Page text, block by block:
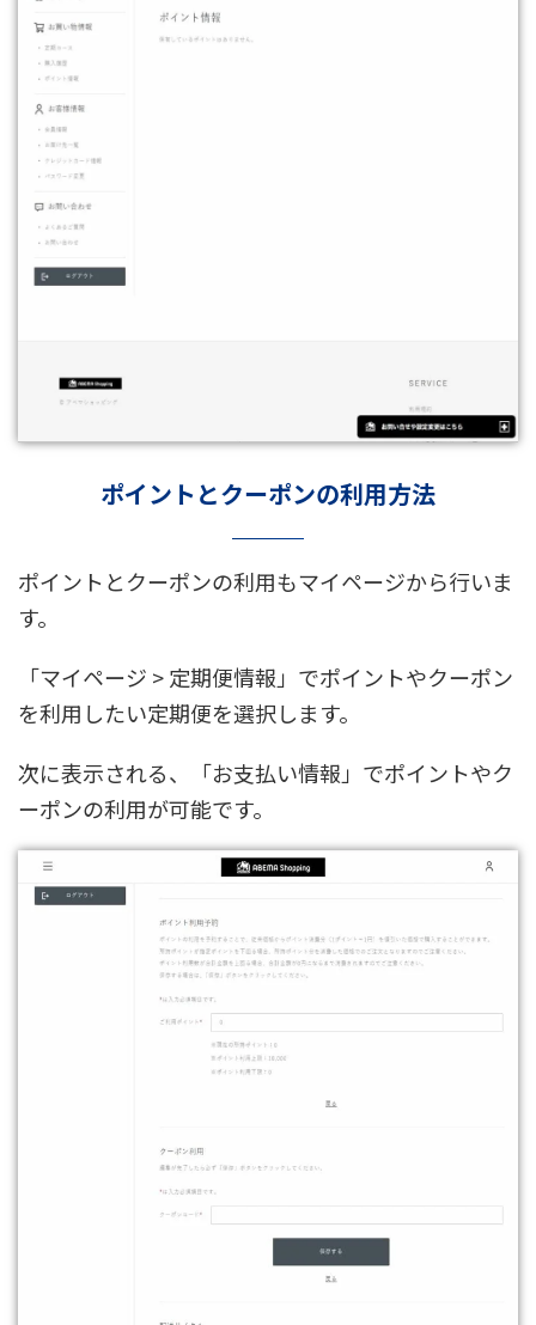
ポイントとクーポンの利用方法
ポイントとクーポンの利用もマイページから行いま
す。
「マイページ > 定期便情報」でポイントやクーポン
を利用したい定期便を選択します。
次に表示される、「お支払い情報」でポイントやク
ーポンの利用が可能です。